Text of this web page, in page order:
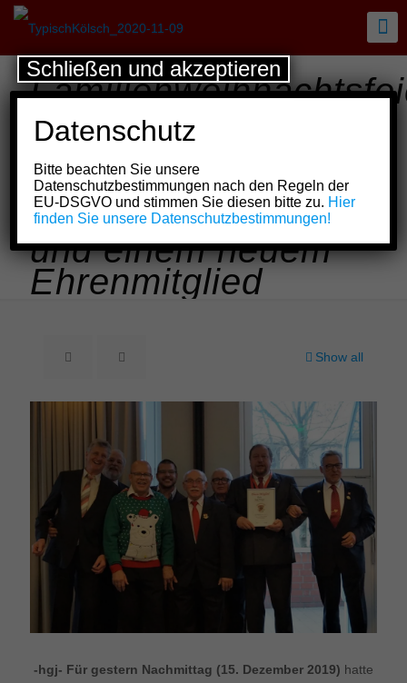
der „Plaggeköpp“
vun mit kölschen
und spanischen
Weihnachtsliedern
und einem neuem
Ehrenmitglied
Show all
-hgj- Für gestern Nachmittag (15. Dezember 2019) hatte
Datenschutz
Bitte beachten Sie unsere
Datenschutzbestimmungen nach den Regeln der
EU-DSGVO und stimmen Sie diesen bitte zu. Hier
finden Sie unsere Datenschutzbestimmungen!
Schließen und akzeptieren